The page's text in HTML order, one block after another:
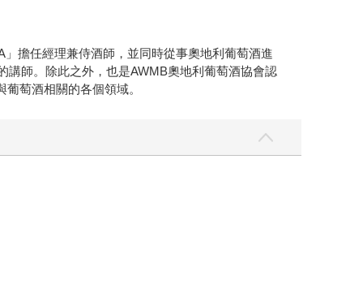
擔任經理兼侍酒師，並同時從事奧地利葡萄酒進
講師。除此之外，也是AWMB奧地利葡萄酒協會認
萄酒相關的各個領域。